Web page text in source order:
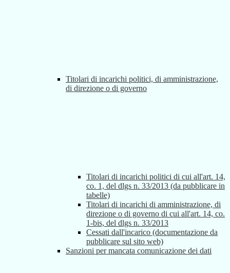
Titolari di incarichi politici, di amministrazione,
di direzione o di governo
Titolari di incarichi politici di cui all'art. 14,
co. 1, del dlgs n. 33/2013 (da pubblicare in
tabelle)
Titolari di incarichi di amministrazione, di
direzione o di governo di cui all'art. 14, co.
1-bis, del dlgs n. 33/2013
Cessati dall'incarico (documentazione da
pubblicare sul sito web)
Sanzioni per mancata comunicazione dei dati